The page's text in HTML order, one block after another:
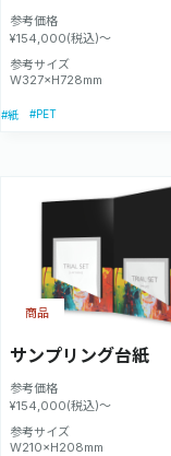
参考価格
¥154,000(税込)～
参考サイズ
W327×H728mm
#紙 #PET
サンプリング台紙
参考価格
¥154,000(税込)～
参考サイズ
W210×H208mm
商品